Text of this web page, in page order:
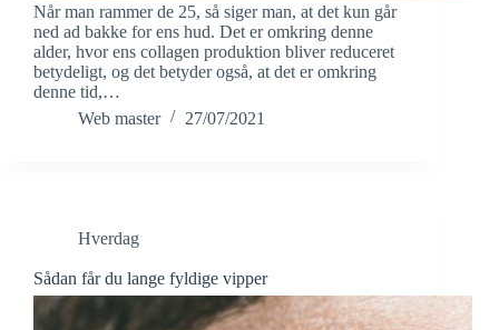
Når man rammer de 25, så siger man, at det kun går
ned ad bakke for ens hud. Det er omkring denne
alder, hvor ens collagen produktion bliver reduceret
betydeligt, og det betyder også, at det er omkring
denne tid,…
Web master
27/07/2021
Hverdag
Sådan får du lange fyldige vipper